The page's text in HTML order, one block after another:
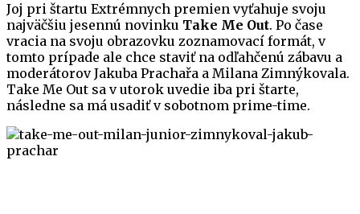
Joj pri štartu Extrémnych premien vyťahuje svoju
najväčšiu jesennú novinku Take Me Out. Po čase
vracia na svoju obrazovku zoznamovací formát, v
tomto prípade ale chce staviť na odľahčenú zábavu a
moderátorov Jakuba Prachařa a Milana Zimnýkovala.
Take Me Out sa v utorok uvedie iba pri štarte,
následne sa má usadiť v sobotnom prime-time.